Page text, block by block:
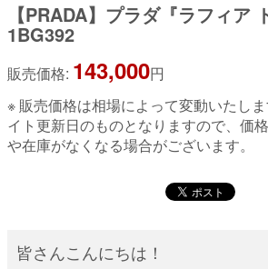
【PRADA】プラダ『ラフィア
1BG392
販売価格: 143,000円
※ 販売価格は相場によって変動いたし
イト更新日のものとなりますので、価
や在庫がなくなる場合がございます。
皆さんこんにちは！